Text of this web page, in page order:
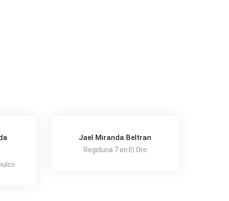
Jael Miranda Beltran
Regiduria 7 en El Oro